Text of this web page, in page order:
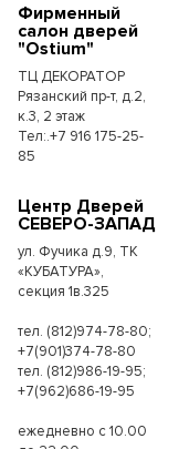
Фирменный
салон дверей
"Ostium"
ТЦ ДЕКОРАТОР
Рязанский пр-т, д.2,
к.3, 2 этаж
Тел:.+7 916 175-25-
85
Центр Дверей
СЕВЕРО-ЗАПАД
ул. Фучика д.9, ТК
«КУБАТУРА»,
секция 1в.325
тел. (812)974-78-80;
+7(901)374-78-80
тел. (812)986-19-95;
+7(962)686-19-95
ежедневно с 10.00